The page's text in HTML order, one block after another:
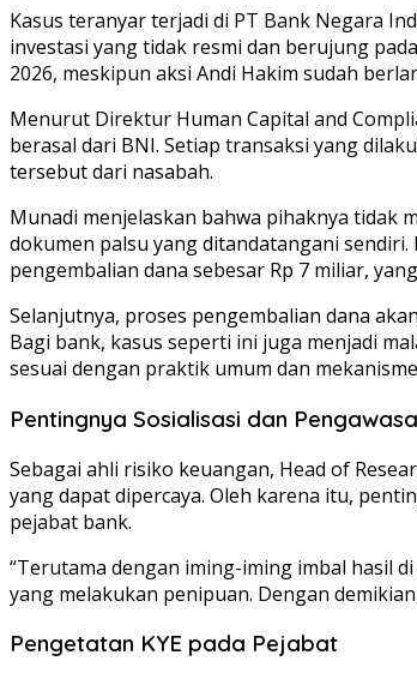
Kasus teranyar terjadi di PT Bank Negara
investasi yang tidak resmi dan berujung
2026, meskipun aksi Andi Hakim sudah
Menurut Direktur Human Capital and
berasal dari BNI. Setiap transaksi yang
tersebut dari nasabah.
Munadi menjelaskan bahwa pihaknya tidak
dokumen palsu yang ditandatangani
pengembalian dana sebesar Rp 7 miliar,
Selanjutnya, proses pengembalian dana
Bagi bank, kasus seperti ini juga menjadi
sesuai dengan praktik umum dan
Pentingnya Sosialisasi dan
Sebagai ahli risiko keuangan, Head of
yang dapat dipercaya. Oleh karena itu,
pejabat bank.
“Terutama dengan iming-iming imbal hasil
yang melakukan penipuan. Dengan
Pengetatan KYE pada Pejabat